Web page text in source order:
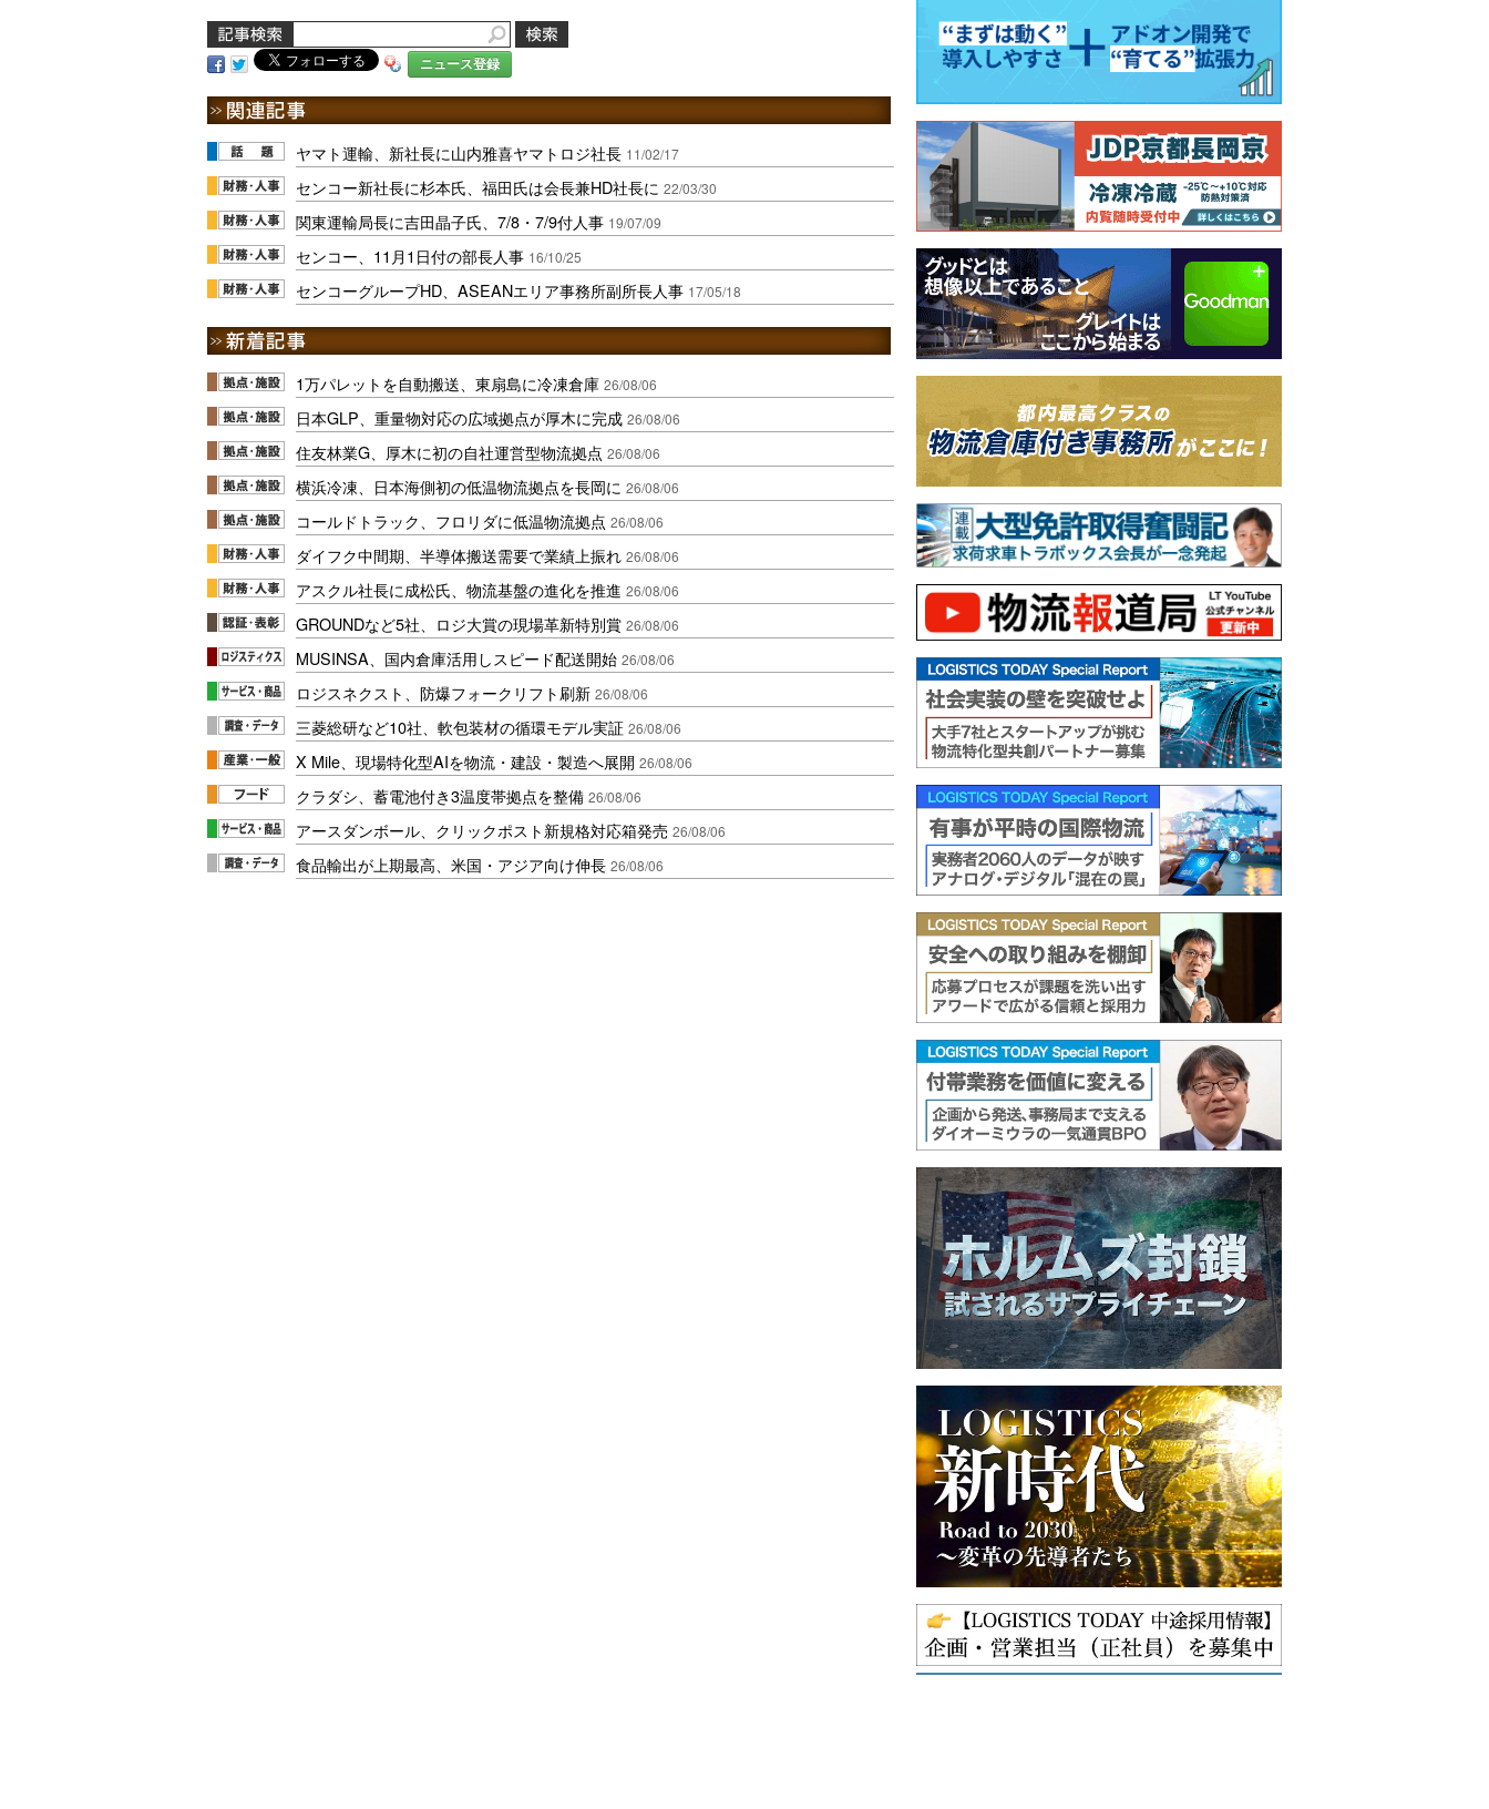
ニュース登録
ヤマト運輸、新社長に山内雅喜ヤマトロジ社長 11/02/17
センコー新社長に杉本氏、福田氏は会長兼HD社長に 22/03/30
関東運輸局長に吉田晶子氏、7/8・7/9付人事 19/07/09
センコー、11月1日付の部長人事 16/10/25
センコーグループHD、ASEANエリア事務所副所長人事 17/05/18
1万パレットを自動搬送、東扇島に冷凍倉庫 26/08/06
日本GLP、重量物対応の広域拠点が厚木に完成 26/08/06
住友林業G、厚木に初の自社運営型物流拠点 26/08/06
横浜冷凍、日本海側初の低温物流拠点を長岡に 26/08/06
コールドトラック、フロリダに低温物流拠点 26/08/06
ダイフク中間期、半導体搬送需要で業績上振れ 26/08/06
アスクル社長に成松氏、物流基盤の進化を推進 26/08/06
GROUNDなど5社、ロジ大賞の現場革新特別賞 26/08/06
MUSINSA、国内倉庫活用しスピード配送開始 26/08/06
ロジスネクスト、防爆フォークリフト刷新 26/08/06
三菱総研など10社、軟包装材の循環モデル実証 26/08/06
X Mile、現場特化型AIを物流・建設・製造へ展開 26/08/06
クラダシ、蓄電池付き3温度帯拠点を整備 26/08/06
アースダンボール、クリックポスト新規格対応箱発売 26/08/06
食品輸出が上期最高、米国・アジア向け伸長 26/08/06